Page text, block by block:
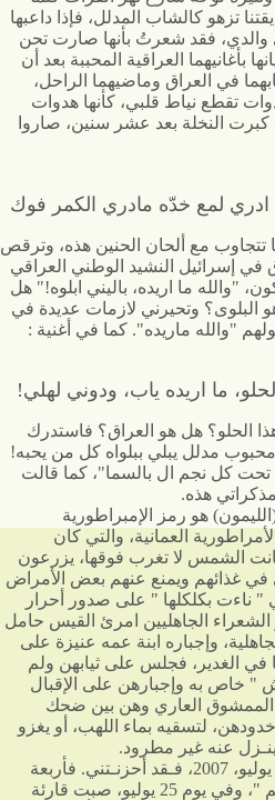
تزهو كالشاب المدلل، فإذا داعبها
والدي، فقد شعرتُ بأنها صارت تحن
بأغانيهما العراقية المحببة بعد أن
في العراق وماضيهما الراحل،
تقطع نياط قلبي، كأنها هدوات
كبرت النخلة بعد عشر سنين، صاروا
لمع خدّه مادري الكمر فوك
تتجاوب مع ألحان الحنين هذه، وترقص
في إسرائيل النشيد الوطني العراقي
"والله ما اريده، باليني ابلوه!" هل
البلوى؟ وتحيرني لازمات عديدة في
"والله ماريده". كما في أغنية :
ما اريده ياب، ودوني لهلي!
الحلو؟ هل هو العراق؟ فاستدرك
مدلل يبلي ببلواه كل من يحبه!
تحت كل نجم ال بالسما"، كما قالت
هذه.
هو رمز الإمبراطورية
العمانية، والتي كان
كانت الشمس لا تغرب فوقها، يزرعون
غذائهم ويمنع عنهم بعض الأمراض
" ناءت بكلكلها " على صدور أحرار
الشعراء الجاهليين امرئ القيس حامل
وإجباره ابنة عمه عنيزة على
في الغدير، فجلس على ثيابهن ولم
خاص به وإجبارهن على الإقبال
الممشوق العاري وهن بين ضحك
لتسقيه بماء اللهب، أو يغزو
عنه غير مطرود.
أما تعليقات قراء "إيلاف" على الفصل 23، ليوم 18 يوليو، 2007، فـقد أحزنـتني. فأربعة
قراء، من بين 33 قارئا اعترفوا بان ما أكتبه " أبكاهم "، وفي يوم 25 يوليو، صبت قارئة